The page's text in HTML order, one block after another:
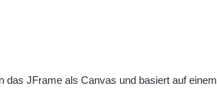
das JFrame als Canvas und basiert auf einem